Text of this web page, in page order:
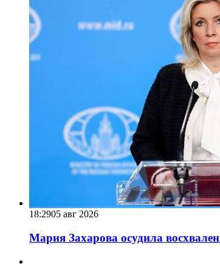
18:2905 авг 2026
Мария Захарова осудила